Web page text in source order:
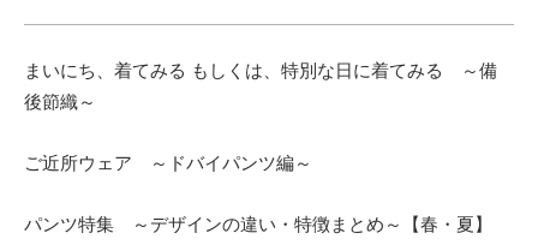
まいにち、着てみる もしくは、特別な日に着てみる ～備
後節織～
ご近所ウェア ～ドバイパンツ編～
パンツ特集 ～デザインの違い・特徴まとめ～【春・夏】